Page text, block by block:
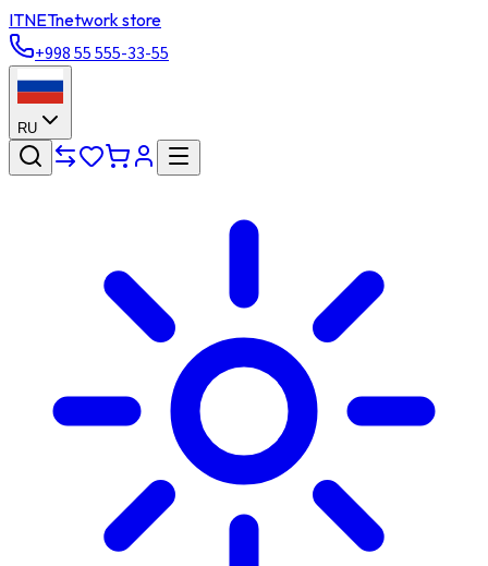
ITNETnetwork store
+998 55 555-33-55
RU